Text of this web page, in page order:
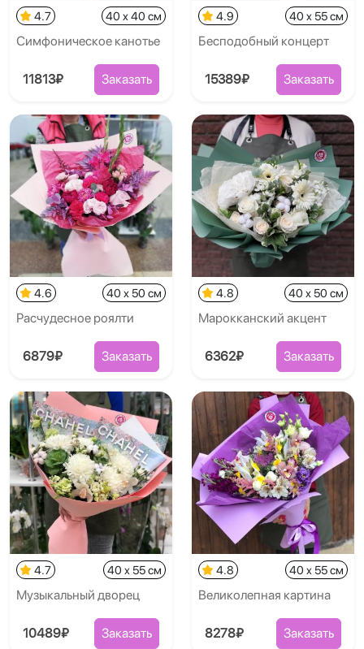
4.7 40 x 40 см
Симфоническое канотье
11813₽ Заказать
4.9 40 x 55 см
Бесподобный концерт
15389₽ Заказать
4.6 40 x 50 см
Расчудесное роялти
6879₽ Заказать
4.8 40 x 50 см
Марокканский акцент
6362₽ Заказать
4.7 40 x 55 см
Музыкальный дворец
10489₽ Заказать
4.8 40 x 55 см
Великолепная картина
8278₽ Заказать